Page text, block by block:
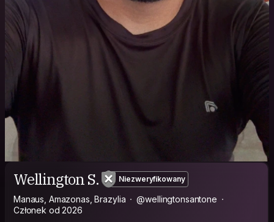
Wellington S. Niezweryfikowany
Manaus, Amazonas, Brazylia
@wellingtonsantone
Członek od 2026